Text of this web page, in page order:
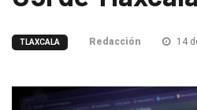
TLAXCALA Redacción 14